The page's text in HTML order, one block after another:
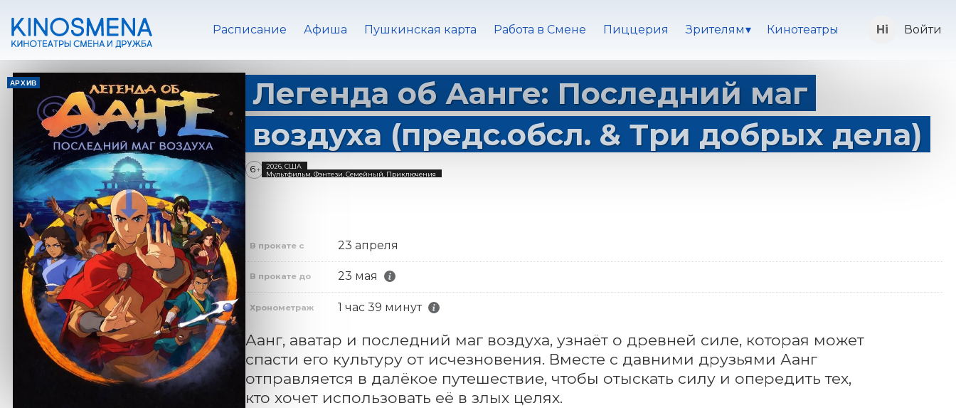
Расписание Афиша Пушкинская карта Работа в Смене Пиццерия Зрителям Кинотеатры Войти
АРХИВ
Легенда об Аанге: Последний маг
воздуха (предс.обсл. & Три добрых дела)
6+
2026, США
Мультфильм, Фэнтези, Семейный, Приключения
В прокате с 23 апреля
В прокате до 23 мая
Хронометраж 1 час 39 минут
Аанг, аватар и последний маг воздуха, узнаёт о древней силе, которая может
спасти его культуру от исчезновения. Вместе с давними друзьями Аанг
отправляется в далёкое путешествие, чтобы отыскать силу и опередить тех,
кто хочет использовать её в злых целях.